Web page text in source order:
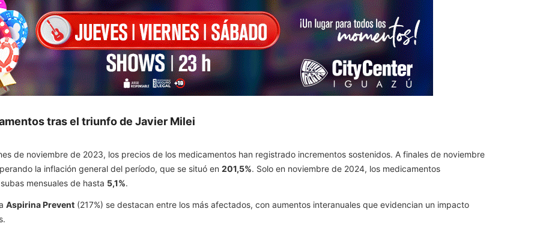
tras el triunfo de Javier Milei
de noviembre de 2023, los precios de los medicamentos han registrado incrementos sostenidos. A finales de noviembre
la inflación general del período, que se situó en 201,5%. Solo en noviembre de 2024, los medicamentos
mensuales de hasta 5,1%.
Aspirina Prevent (217%) se destacan entre los más afectados, con aumentos interanuales que evidencian un impacto